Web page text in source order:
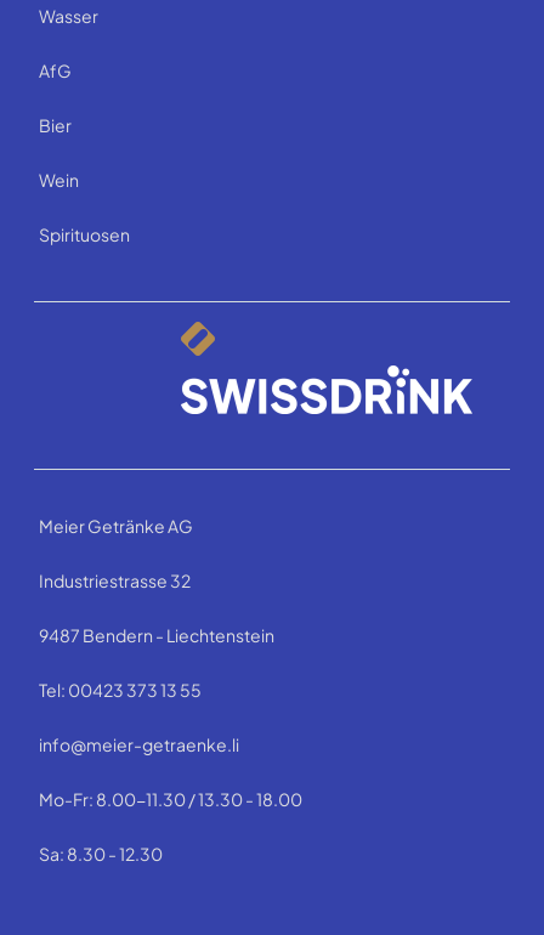
Wasser
AfG
Bier
Wein
Spirituosen
Meier Getränke AG
Industriestrasse 32
9487 Bendern - Liechtenstein
Tel: 00423 373 13 55
info@meier-getraenke.li
Mo-Fr: 8.00-11.30 / 13.30 - 18.00
Sa: 8.30 - 12.30